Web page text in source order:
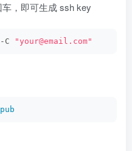
，即可生成 ssh key
C "your@email.com"
pub